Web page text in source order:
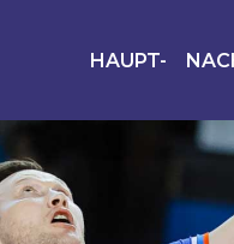
HAUPT-